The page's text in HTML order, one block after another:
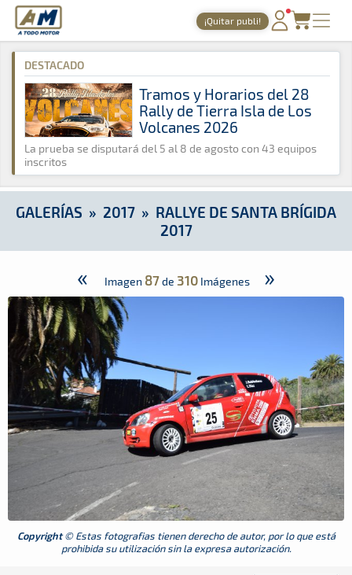
A Todo Motor · Revista del motor desde 1999
¡Quitar publi!
PORTADA
TIEMPOS ONLINE
NOTICIAS
AGENDA
GALERÍAS
TIENDA
A Todo Motor » Galerías » 2017 » Rallye de Santa Brígida 2017
DESTACADO
Tramos y Horarios del 28
Rally de Tierra Isla de Los
Volcanes 2026
La prueba se disputará del 5 al 8 de agosto con 43 equipos
inscritos
GALERÍAS » 2017 » RALLYE DE SANTA BRÍGIDA
2017
« Imagen 87de 310 Imágenes »
Copyright© Estas fotografias tienen derecho de autor, por lo que está
prohibida su utilización sin la expresa autorización.